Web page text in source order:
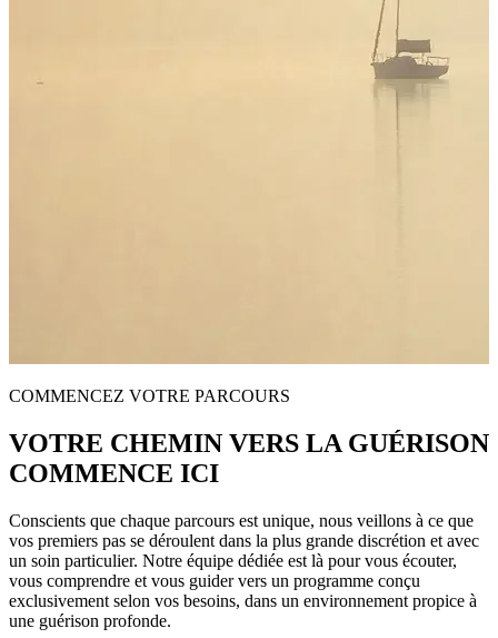
COMMENCEZ VOTRE PARCOURS
VOTRE CHEMIN VERS LA GUÉRISON
COMMENCE ICI
Conscients que chaque parcours est unique, nous veillons à ce que
vos premiers pas se déroulent dans la plus grande discrétion et avec
un soin particulier. Notre équipe dédiée est là pour vous écouter,
vous comprendre et vous guider vers un programme conçu
exclusivement selon vos besoins, dans un environnement propice à
une guérison profonde.